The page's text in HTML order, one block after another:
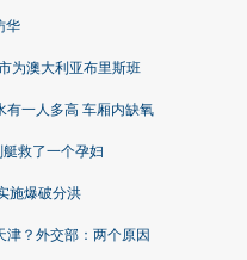
华
为澳大利亚布里斯班
有一人多高 车厢内缺氧
救了一个孕妇
施爆破分洪
津？外交部：两个原因